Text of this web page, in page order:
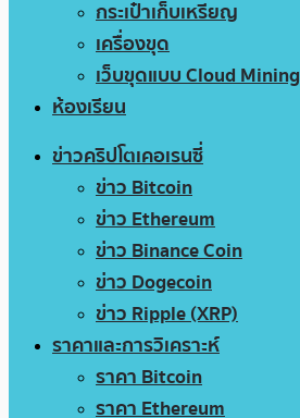
กระเป๋าเก็บเหรียญ
เครื่องขุด
เว็บขุดแบบ Cloud Mining
ห้องเรียน
ข่าวคริปโตเคอเรนซี่
ข่าว Bitcoin
ข่าว Ethereum
ข่าว Binance Coin
ข่าว Dogecoin
ข่าว Ripple (XRP)
ราคาและการวิเคราะห์
ราคา Bitcoin
ราคา Ethereum